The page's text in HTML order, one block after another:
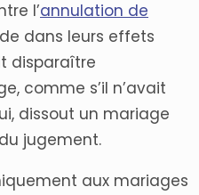
l’annulation de
dans leurs effets
disparaître
comme s’il n’avait
dissout un mariage
jugement.
aux mariages